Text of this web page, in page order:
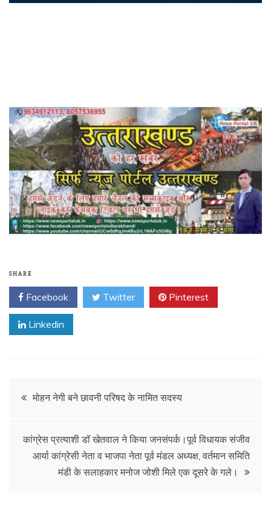
SHARE
Facebook Twitter Pinterest
Linkedin
Postमोहन नेगी बने छावनी परिषद के नामित सदस्य
कांग्रेस प्रत्याशी डॉ खेतवाल ने किया जनसंपर्क।पूर्व विधायक संजीव
आर्या कांग्रेसी नेता व भाजपा नेता पूर्व मंडल अध्यक्ष, वर्तमान समिति
मंडी के सलाहकार मनोज जोशी मिले एक दूसरे के गले।